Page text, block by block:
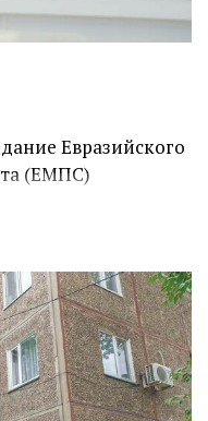
Евразийского
(ЕМПС)